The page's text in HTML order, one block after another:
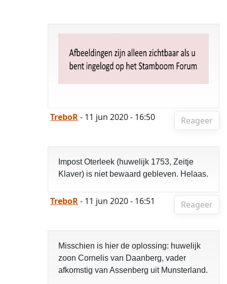
Reageer
TreboR- 11 jun 2020 - 16:50
Impost Oterleek (huwelijk 1753, Zeitje
Klaver) is niet bewaard gebleven. Helaas.
Reageer
TreboR- 11 jun 2020 - 16:51
Misschien is hier de oplossing: huwelijk
zoon Cornelis van Daanberg, vader
afkomstig van Assenberg uit Munsterland.